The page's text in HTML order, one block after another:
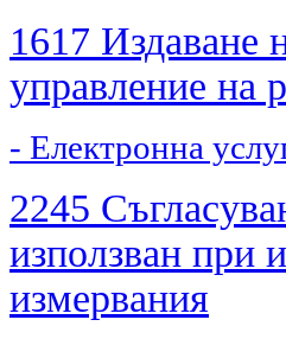
1617 Издаване
управление на
- Електронна
2245
използван при
измервания